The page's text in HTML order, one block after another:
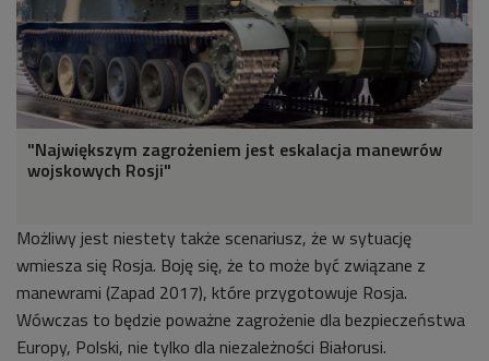
"Największym zagrożeniem jest eskalacja manewrów
wojskowych Rosji"
Możliwy jest niestety także scenariusz, że w sytuację
wmiesza się Rosja. Boję się, że to może być związane z
manewrami (Zapad 2017), które przygotowuje Rosja.
Wówczas to będzie poważne zagrożenie dla bezpieczeństwa
Europy, Polski, nie tylko dla niezależności Białorusi.